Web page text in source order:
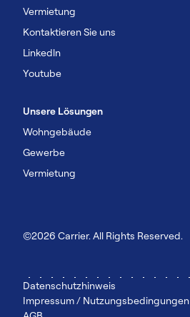
Vermietung
Kontaktieren Sie uns
Linkedln
Youtube
Unsere Lösungen
Wohngebäude
Gewerbe
Vermietung
©2026 Carrier. All Rights Reserved.
Datenschutzhinweis
Impressum / Nutzungsbedingungen